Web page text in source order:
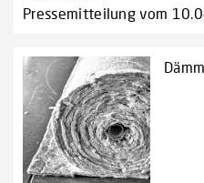
Pressemitteilung vom